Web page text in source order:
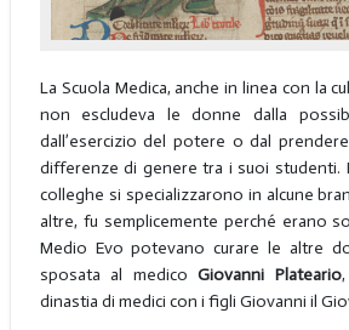
La Scuola Medica, anche in linea con la
non escludeva le donne dalla
dall’esercizio del potere o dal
differenze di genere tra i suoi studenti.
colleghe si specializzarono in alcune
altre, fu semplicemente perché erano
Medio Evo potevano curare le altre
sposata al medicoGiovanni Plateario
dinastia di medici con i figli Giovanni il